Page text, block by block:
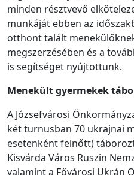
minden résztvevő
munkáját ebben az
otthont talált
megszerzésében és a
is segítséget nyújtottunk.
Menekült gyermekek
A Józsefvárosi
két turnusban 70 ukrajnai
esetenként felnőtt)
Kisvárda Város Ruszin
valamint a Fővárosi Ukrán